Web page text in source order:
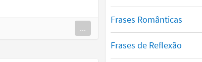
...
Frases Românticas
Frases de Reflexão